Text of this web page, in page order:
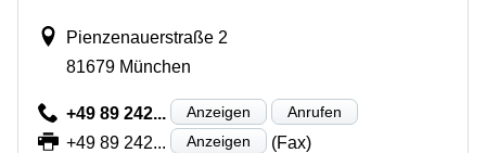
Pienzenauerstraße 2
81679 München
+49 89 242... Anzeigen Anrufen
+49 89 242... Anzeigen (Fax)